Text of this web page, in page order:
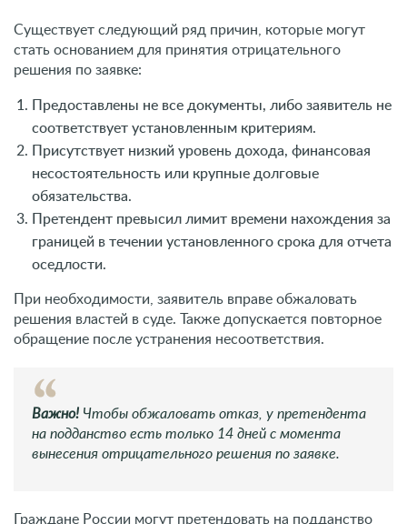
Претендент превысил лимит времени нахождения за
границей в течении установленного срока для отчета
оседлости.
При необходимости, заявитель вправе обжаловать
решения властей в суде. Также допускается повторное
обращение после устранения несоответствия.
Важно!Чтобы обжаловать отказ, у претендента
на подданство есть только 14 дней с момента
вынесения отрицательного решения по заявке.
Граждане России могут претендовать на подданство
Словении. Эта страна входит в состав Евросоюза, при
длительную процедуру оформления. Разумеется,
присутствуют некоторые особенности, однако
впоследствии перед подданным открываются широкие
возможности. Единственное, чему предстоит
позволит исключить возможные трудности.